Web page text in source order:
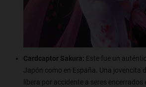
Cardcaptor Sakura: Este fue un
Japón como en España. Una jovencita
libera por accidente a seres encerrados